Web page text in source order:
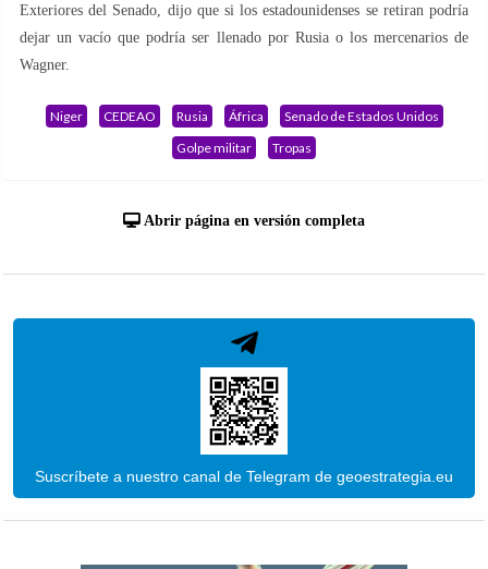
Exteriores del Senado, dijo que si los estadounidenses se retiran podría
dejar un vacío que podría ser llenado por Rusia o los mercenarios de
Wagner.
Niger CEDEAO Rusia África
Senado de Estados Unidos
Golpe militar
Tropas
Abrir página en versión completa
Suscríbete a nuestro canal de Telegram de geoestrategia.eu